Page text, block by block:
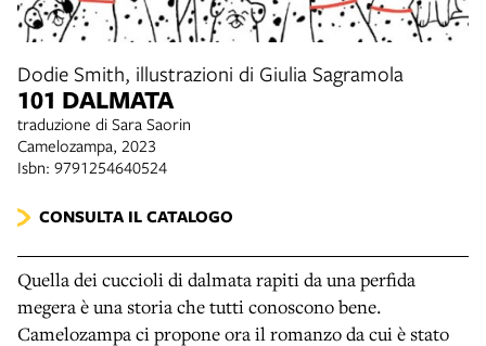
Dodie Smith, illustrazioni di Giulia Sagramola
101 DALMATA
traduzione di Sara Saorin
Camelozampa, 2023
Isbn: 9791254640524
CONSULTA IL CATALOGO
Quella dei cuccioli di dalmata rapiti da una perfida
megera è una storia che tutti conoscono bene.
Camelozampa ci propone ora il romanzo da cui è stato